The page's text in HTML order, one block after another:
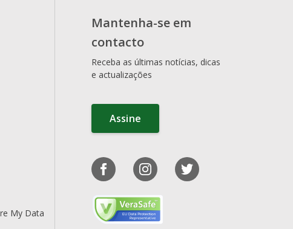
My Data
Mantenha-se em
contacto
Receba as últimas notícias, dicas
e actualizações
Assine